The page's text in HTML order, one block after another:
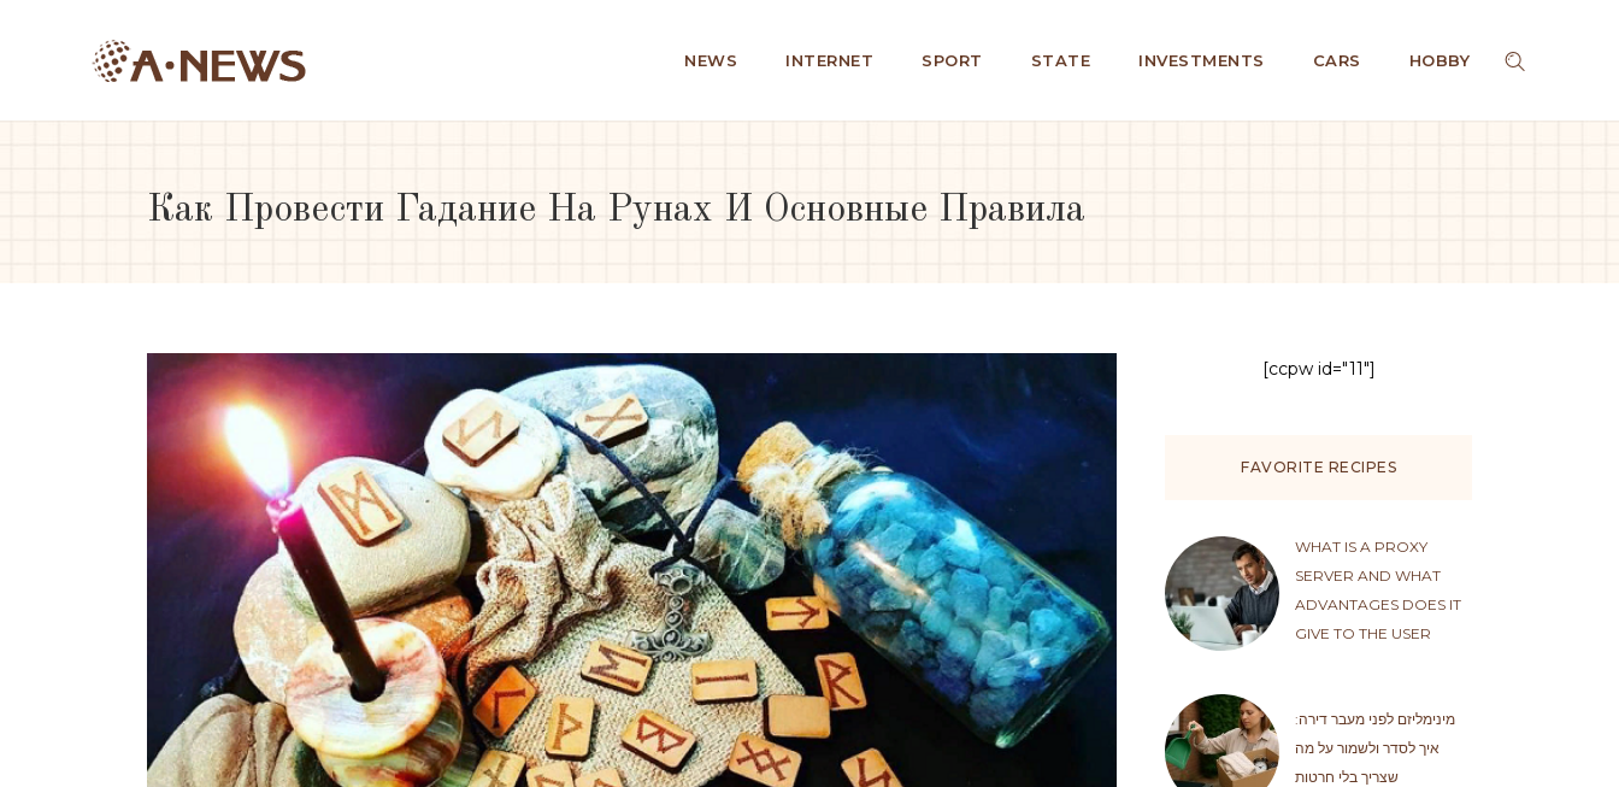
NEWS INTERNET SPORT STATE INVESTMENTS CARS HOBBY
Как Провести Гадание На Рунах И Основные Правила
[ccpw id="11"]
FAVORITE RECIPES
WHAT IS A PROXY
SERVER AND WHAT
ADVANTAGES DOES IT
GIVE TO THE USER
מינימליזם לפני מעבר דירה:
איך לסדר ולשמור על מה
שצריך בלי חרטות